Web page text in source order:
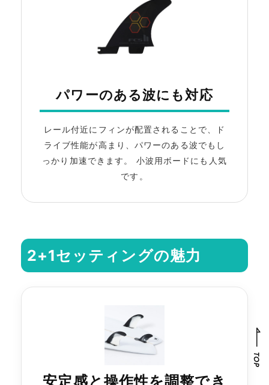
パワーのある波にも対応
レール付近にフィンが配置されることで、ド
ライブ性能が高まり、パワーのある波でもし
っかり加速できます。 小波用ボードにも人気
です。
2+1セッティングの魅力
安定感と操作性を調整でき